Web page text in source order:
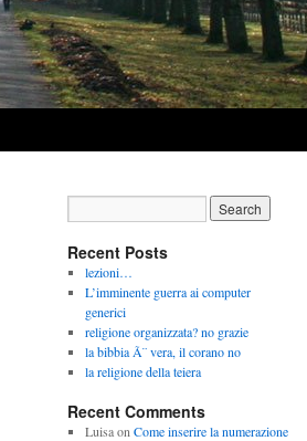
Recent Posts
lezioni…
L’imminente guerra ai computer
generici
religione organizzata? no grazie
la bibbia Ã¨ vera, il corano no
la religione della teiera
Recent Comments
Luisaon Come inserire la numerazione